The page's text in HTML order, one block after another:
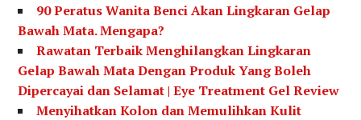
90 Peratus Wanita Benci Akan Lingkaran Gelap
Bawah Mata. Mengapa?
Rawatan Terbaik Menghilangkan Lingkaran
Gelap Bawah Mata Dengan Produk Yang Boleh
Dipercayai dan Selamat | Eye Treatment Gel Review
Menyihatkan Kolon dan Memulihkan Kulit